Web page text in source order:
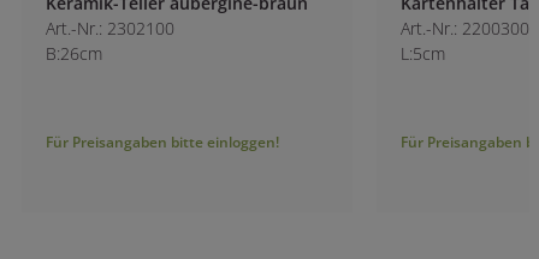
Art.-Nr.: 2302100
B:26cm
Für Preisangaben bitte einloggen!
Art.-Nr.: 2200300
L:5cm
Für Preisangaben